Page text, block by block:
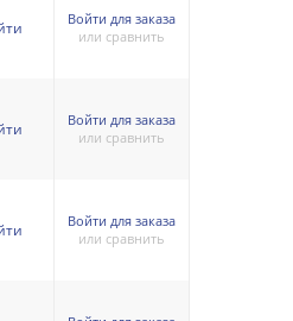
Войти для заказа
или сравнить
Войти для заказа
или сравнить
Войти для заказа
или сравнить